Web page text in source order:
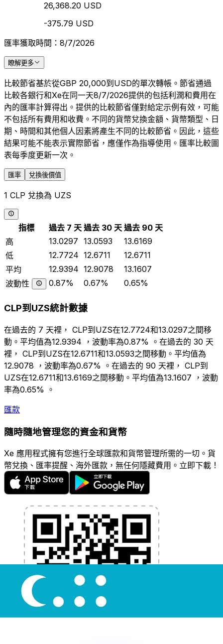
26,368.20 USD
-375.79 USD
匯率獲取時間：8/7/2026
瞭解更多
比較節省基於從GBP 20,000到USD的單次轉帳。節省通過
比較各銀行和Xe在同一天8/7/2026提供的包括利潤和費用在
內的匯率計算得出。提供的比較節省僅對給定示例有效，可能
不包括所有費用和收費。不同的貨幣兌換金額、貨幣類型、日
期、時間和其他個人因素將產生不同的比較節省。因此，這些
結果可能不能表示實際節省，應僅作為指導使用。匯率比較圖
表每季度更新一次。
匯率 兌換後價值
1 CLP 兌換為 UZS
指標 過去 7 天 過去 30 天 過去 90 天
高
13.0297 13.0593
13.6169
低
12.7724 12.6711
12.6711
平均
12.9394 12.9078
13.1607
波動性
0.87% 0.67% 0.65%
CLP到UZS統計數據
在過去的 7 天裡， CLP到UZS在12.7724和13.0297之間移
動。平均值為12.9394 ，波動率為0.87% 。在過去的 30 天
裡， CLP到UZS在12.6711和13.0593之間移動。平均值為
12.9078 ，波動率為0.67% 。在過去的 90 天裡， CLP到
UZS在12.6711和13.6169之間移動。平均值為13.1607 ，波動
率為0.65% 。
匯款
隨時隨地管理您的資金和貨幣
Xe 應用程式擁有您進行全球匯款和貨幣管理所需的一切。貨
幣兌換、匯率提醒、海外匯款，無任何隱藏費用。立即下載！